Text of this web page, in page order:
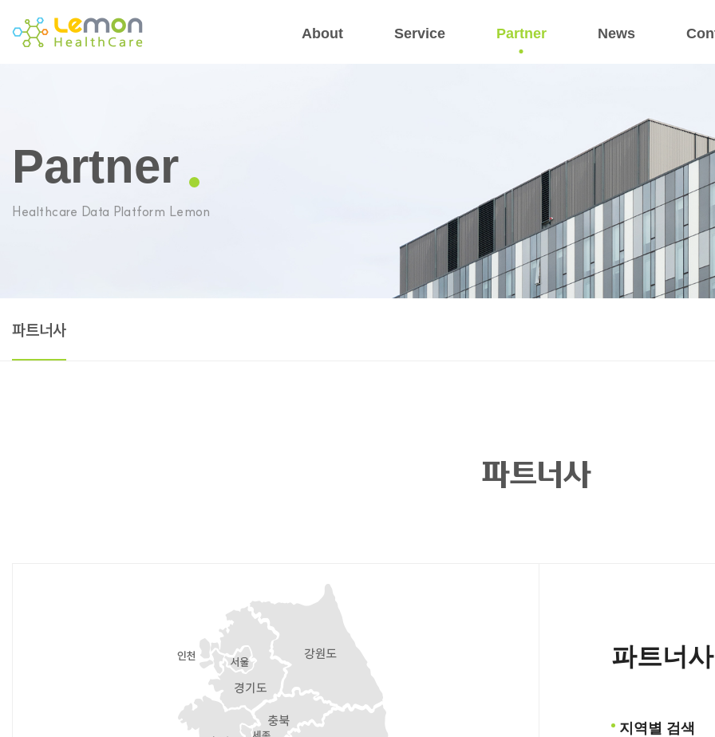
About Service Partner News
Partner
Healthcare Data Platform Lemon
파트너사
파트너사
파트너
지역별 검색